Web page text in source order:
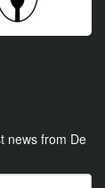
news from De